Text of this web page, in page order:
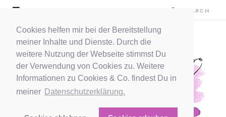
Cookies helfen mir bei der Bereitstellung
meiner Inhalte und Dienste. Durch die
weitere Nutzung der Webseite stimmst Du
der Verwendung von Cookies zu. Weitere
Informationen zu Cookies & Co. findest Du in
meiner Datenschutzerklärung.